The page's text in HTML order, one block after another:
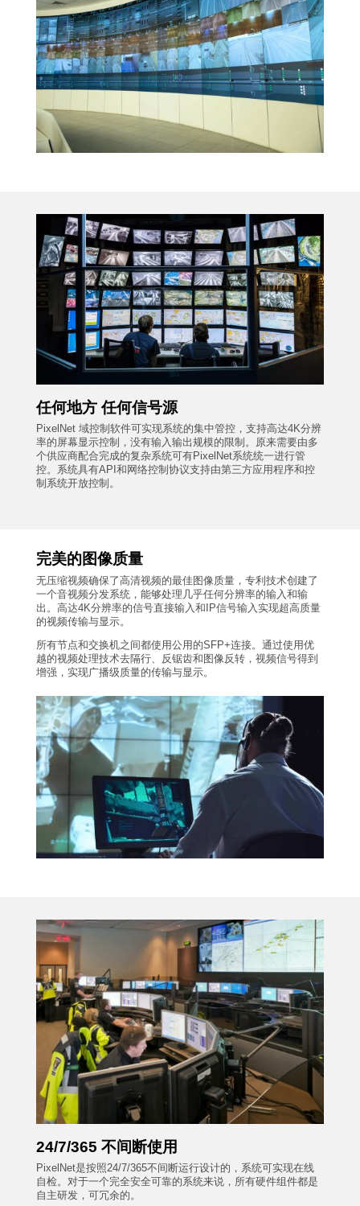
任何地方 任何信号源
PixelNet 域控制软件可实现系统的集中管控，支持高达4K分辨
率的屏幕显示控制，没有输入输出规模的限制。原来需要由多
个供应商配合完成的复杂系统可有PixelNet系统统一进行管
控。系统具有API和网络控制协议支持由第三方应用程序和控
制系统开放控制。
完美的图像质量
无压缩视频确保了高清视频的最佳图像质量，专利技术创建了
一个音视频分发系统，能够处理几乎任何分辨率的输入和输
出。高达4K分辨率的信号直接输入和IP信号输入实现超高质量
的视频传输与显示。
所有节点和交换机之间都使用公用的SFP+连接。通过使用优
越的视频处理技术去隔行、反锯齿和图像反转，视频信号得到
增强，实现广播级质量的传输与显示。
24/7/365 不间断使用
PixelNet是按照24/7/365不间断运行设计的，系统可实现在线
自检。对于一个完全安全可靠的系统来说，所有硬件组件都是
自主研发，可冗余的。